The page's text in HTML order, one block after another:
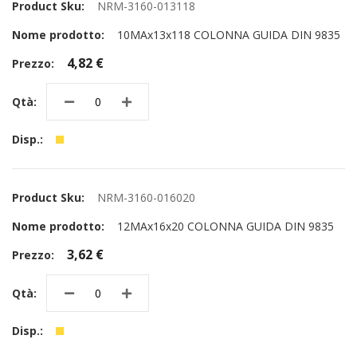
NRM-3160-013118
10MAx13x118 COLONNA GUIDA DIN 9835
4,82 €
NRM-3160-016020
12MAx16x20 COLONNA GUIDA DIN 9835
3,62 €